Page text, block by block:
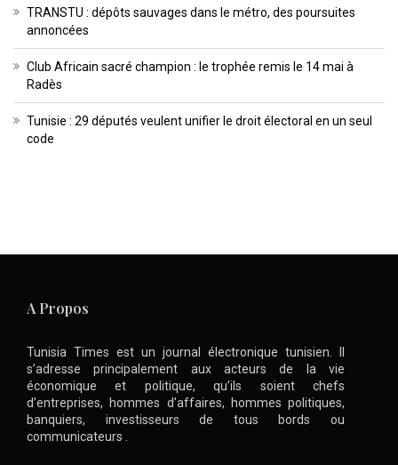
TRANSTU : dépôts sauvages dans le métro, des poursuites
annoncées
Club Africain sacré champion : le trophée remis le 14 mai à
Radès
Tunisie : 29 députés veulent unifier le droit électoral en un seul
code
A Propos
Tunisia Times est un journal électronique tunisien. Il
s’adresse principalement aux acteurs de la vie
économique et politique, qu’ils soient chefs
d’entreprises, hommes d’affaires, hommes politiques,
banquiers, investisseurs de tous bords ou
communicateurs .